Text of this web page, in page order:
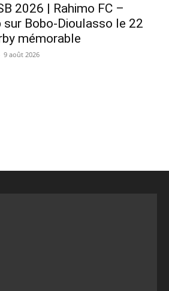
2026 | Rahimo FC –
sur Bobo-Dioulasso le 22
mémorable
9 août 2026